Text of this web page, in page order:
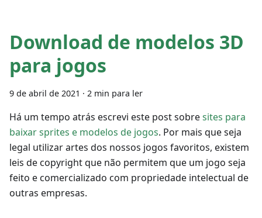
Download de modelos 3D
para jogos
9 de abril de 2021 · 2 min para ler
Há um tempo atrás escrevi este post sobresites para
baixar sprites e modelos de jogos. Por mais que seja
legal utilizar artes dos nossos jogos favoritos, existem
leis de copyright que não permitem que um jogo seja
feito e comercializado com propriedade intelectual de
outras empresas.